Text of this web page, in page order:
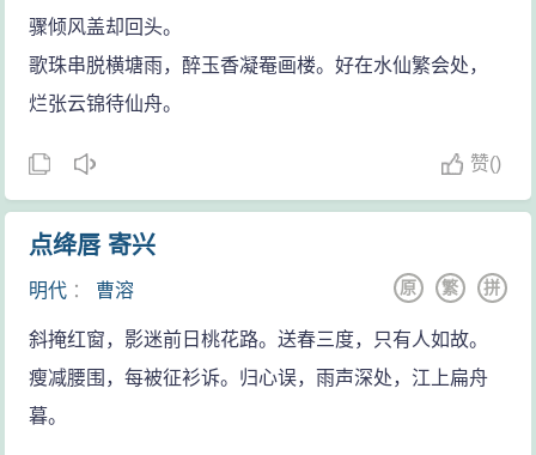
骤倾风盖却回头。
歌珠串脱横塘雨，醉玉香凝罨画楼。好在水仙繁会处，
烂张云锦待仙舟。
赞()
点绛唇 寄兴
明代 ： 曹溶 拼
繁
原
斜掩红窗，影迷前日桃花路。送春三度，只有人如故。
瘦减腰围，每被征衫诉。归心误，雨声深处，江上扁舟
暮。